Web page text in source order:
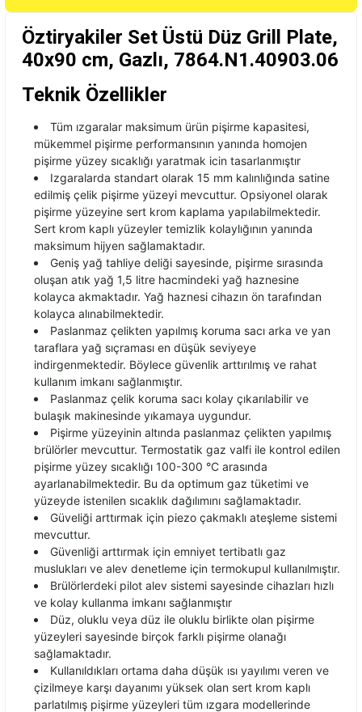
Öztiryakiler Set Üstü Düz Grill Plate,
40x90 cm, Gazlı, 7864.N1.40903.06
Teknik Özellikler
Tüm ızgaralar maksimum ürün pişirme kapasitesi,
mükemmel pişirme performansının yanında homojen
pişirme yüzey sıcaklığı yaratmak icin tasarlanmıştır
Izgaralarda standart olarak 15 mm kalınlığında satine
edilmiş çelik pişirme yüzeyi mevcuttur. Opsiyonel olarak
pişirme yüzeyine sert krom kaplama yapılabilmektedir.
Sert krom kaplı yüzeyler temizlik kolaylığının yanında
maksimum hijyen sağlamaktadır.
Geniş yağ tahliye deliği sayesinde, pişirme sırasında
oluşan atık yağ 1,5 litre hacmindeki yağ haznesine
kolayca akmaktadır. Yağ haznesi cihazın ön tarafından
kolayca alınabilmektedir.
Paslanmaz çelikten yapılmış koruma sacı arka ve yan
taraflara yağ sıçraması en düşük seviyeye
indirgenmektedir. Böylece güvenlik arttırılmış ve rahat
kullanım imkanı sağlanmıştır.
Paslanmaz çelik koruma sacı kolay çıkarılabilir ve
bulaşık makinesinde yıkamaya uygundur.
Pişirme yüzeyinin altında paslanmaz çelikten yapılmış
brülörler mevcuttur. Termostatik gaz valfi ile kontrol edilen
pişirme yüzey sıcaklığı 100-300 °C arasında
ayarlanabilmektedir. Bu da optimum gaz tüketimi ve
yüzeyde istenilen sıcaklık dağılımını sağlamaktadır.
Güveliği arttırmak için piezo çakmaklı ateşleme sistemi
mevcuttur.
Güvenliği arttırmak için emniyet tertibatlı gaz
muslukları ve alev denetleme için termokupul kullanılmıştır.
Brülörlerdeki pilot alev sistemi sayesinde cihazları hızlı
ve kolay kullanma imkanı sağlanmıştır
Düz, oluklu veya düz ile oluklu birlikte olan pişirme
yüzeyleri sayesinde birçok farklı pişirme olanağı
sağlamaktadır.
Kullanıldıkları ortama daha düşük ısı yayılımı veren ve
çizilmeye karşı dayanımı yüksek olan sert krom kaplı
parlatılmış pişirme yüzeyleri tüm ızgara modellerinde